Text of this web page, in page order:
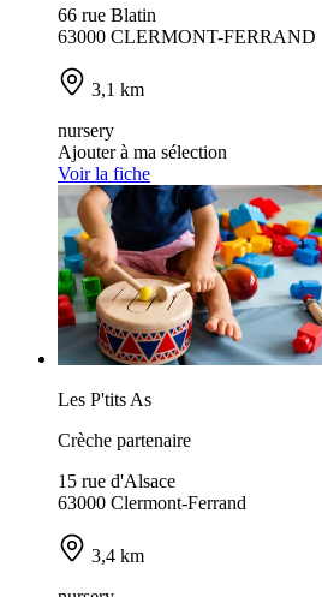
66 rue Blatin
63000 CLERMONT-FERRAND
3,1 km
nursery
Ajouter à ma sélection
Voir la fiche
Les P'tits As
Crèche partenaire
15 rue d'Alsace
63000 Clermont-Ferrand
3,4 km